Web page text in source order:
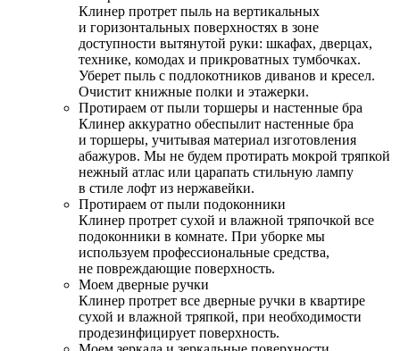
Клинер протрет пыль на вертикальных
и горизонтальных поверхностях в зоне
доступности вытянутой руки: шкафах, дверцах,
технике, комодах и прикроватных тумбочках.
Уберет пыль с подлокотников диванов и кресел.
Очистит книжные полки и этажерки.
Протираем от пыли торшеры и настенные бра
Клинер аккуратно обеспылит настенные бра
и торшеры, учитывая материал изготовления
абажуров. Мы не будем протирать мокрой тряпкой
нежный атлас или царапать стильную лампу
в стиле лофт из нержавейки.
Протираем от пыли подоконники
Клинер протрет сухой и влажной тряпочкой все
подоконники в комнате. При уборке мы
используем профессиональные средства,
не повреждающие поверхность.
Моем дверные ручки
Клинер протрет все дверные ручки в квартире
сухой и влажной тряпкой, при необходимости
продезинфицирует поверхность.